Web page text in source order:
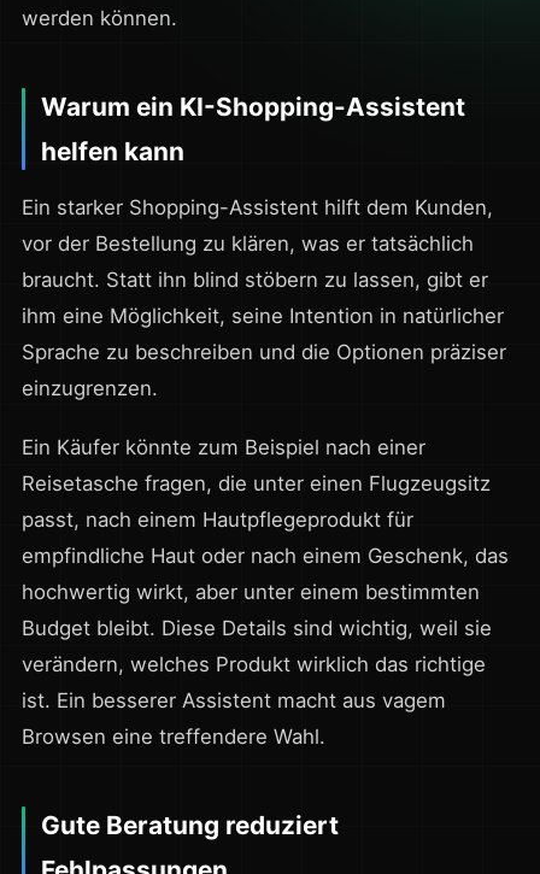
werden können.
Warum ein KI-Shopping-Assistent
helfen kann
Ein starker Shopping-Assistent hilft dem Kunden,
vor der Bestellung zu klären, was er tatsächlich
braucht. Statt ihn blind stöbern zu lassen, gibt er
ihm eine Möglichkeit, seine Intention in natürlicher
Sprache zu beschreiben und die Optionen präziser
einzugrenzen.
Ein Käufer könnte zum Beispiel nach einer
Reisetasche fragen, die unter einen Flugzeugsitz
passt, nach einem Hautpflegeprodukt für
empfindliche Haut oder nach einem Geschenk, das
hochwertig wirkt, aber unter einem bestimmten
Budget bleibt. Diese Details sind wichtig, weil sie
verändern, welches Produkt wirklich das richtige
ist. Ein besserer Assistent macht aus vagem
Browsen eine treffendere Wahl.
Gute Beratung reduziert